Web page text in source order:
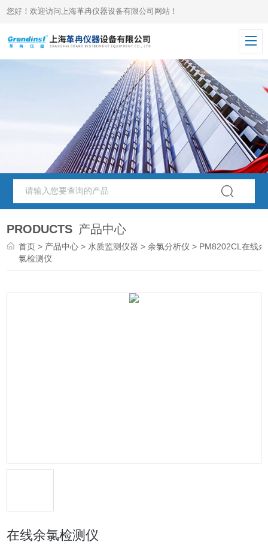
您好！欢迎访问上海革冉仪器设备有限公司网站！
PRODUCTS 产品中心
首页 > 产品中心 > 水质监测仪器 >余氯分析仪 > PM8202CL在线余
氯检测仪
在线余氯检测仪